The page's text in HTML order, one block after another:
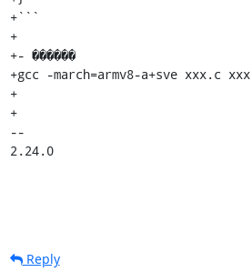
+```
+
+- ������
+gcc -march=armv8-a+sve xxx.c xxx
+
+
--
2.24.0
Reply